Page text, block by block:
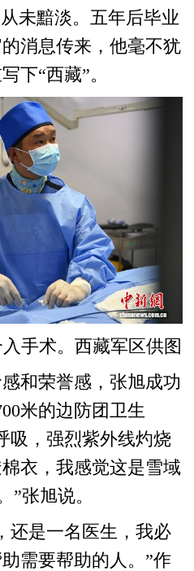
未黯淡。五年后毕业
消息传来，他毫不犹
下“西藏”。
手术。西藏军区供图
荣誉感，张旭成功
米的边防团卫生
吸，强烈紫外线灼烧
衣，我感觉这是雪域
”张旭说。
是一名医生，我必
需要帮助的人。”作